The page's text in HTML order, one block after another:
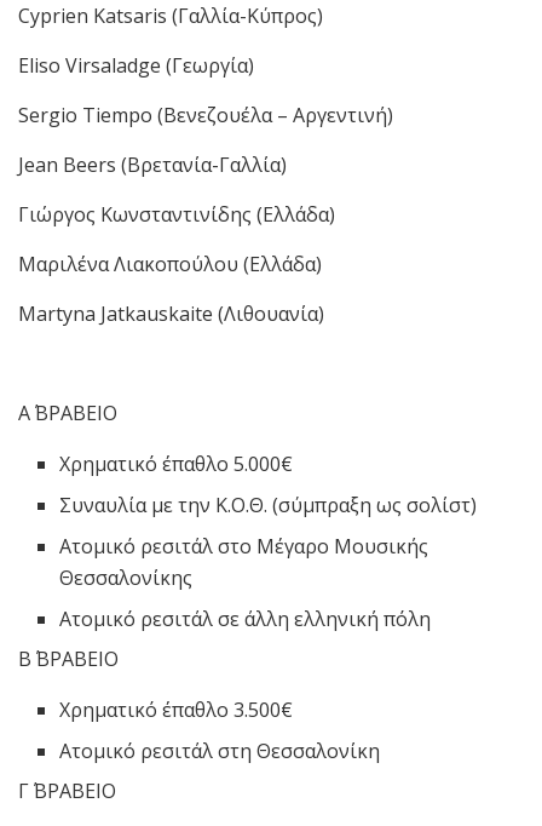
Cyprien Katsaris (Γαλλία-Κύπρος)
Eliso Virsaladge (Γεωργία)
Sergio Tiempo (Βενεζουέλα – Aργεντινή)
Jean Beers (Βρετανία-Γαλλία)
Γιώργος Κωνσταντινίδης (Ελλάδα)
Μαριλένα Λιακοπούλου (Ελλάδα)
Martyna Jatkauskaite (Λιθουανία)
Α΄ ΒΡΑΒΕΙΟ
Χρηματικό έπαθλο 5.000€
Συναυλία με την Κ.Ο.Θ. (σύμπραξη ως σολίστ)
Ατομικό ρεσιτάλ στο Μέγαρο Μουσικής
Θεσσαλονίκης
Ατομικό ρεσιτάλ σε άλλη ελληνική πόλη
Β΄ ΒΡΑΒΕΙΟ
Χρηματικό έπαθλο 3.500€
Ατομικό ρεσιτάλ στη Θεσσαλονίκη
Γ΄ ΒΡΑΒΕΙΟ